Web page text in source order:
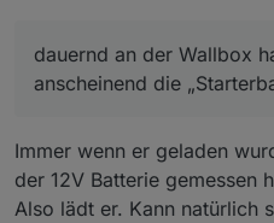
betätigen. Bei mir zeigt der
Warnungen an, daß die
hat aber nie irgendwelche
dauernd an der Wallbox
anscheinend die
Immer wenn er geladen
der 12V Batterie gemessen
Also lädt er. Kann natürlich